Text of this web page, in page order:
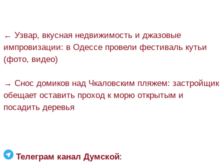
← Узвар, вкусная недвижимость и джазовые
импровизации: в Одессе провели фестиваль кутьи
(фото, видео)
→ Снос домиков над Чкаловским пляжем: застройщик
обещает оставить проход к морю открытым и
посадить деревья
Телеграм канал Думской: